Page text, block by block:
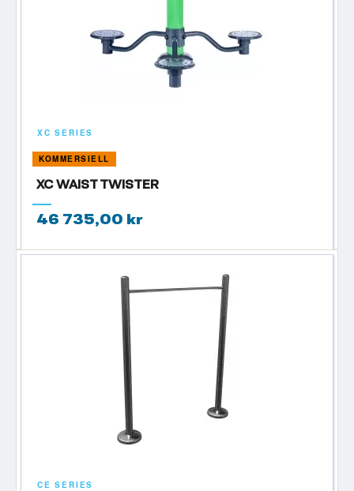
XC SERIES
KOMMERSIELL
XC WAIST TWISTER
46 735,00 kr
CE SERIES